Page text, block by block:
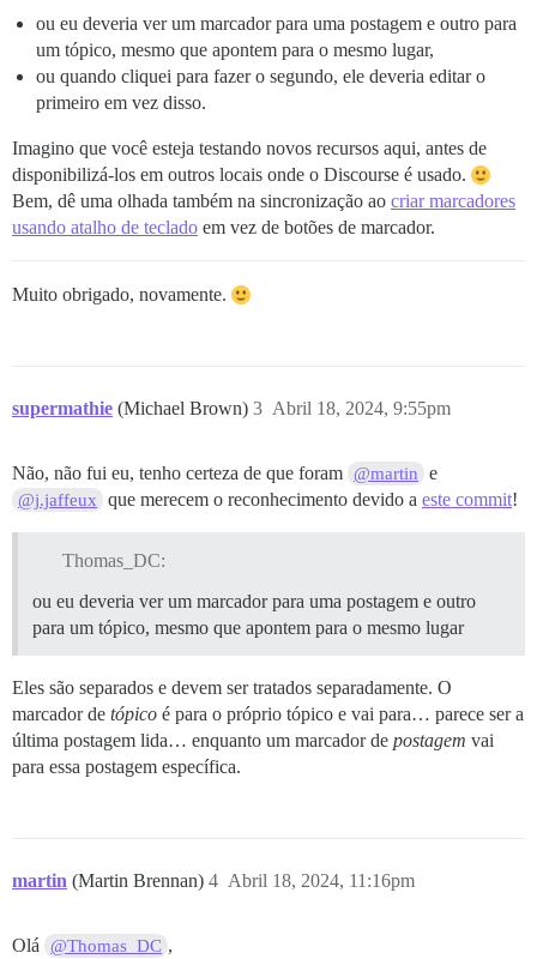
ou eu deveria ver um marcador para uma postagem e outro para
um tópico, mesmo que apontem para o mesmo lugar,
ou quando cliquei para fazer o segundo, ele deveria editar o
primeiro em vez disso.
Imagino que você esteja testando novos recursos aqui, antes de
disponibilizá-los em outros locais onde o Discourse é usado.
Bem, dê uma olhada também na sincronização ao criar marcadores
usando atalho de teclado em vez de botões de marcador.
Muito obrigado, novamente.
supermathie (Michael Brown) Abril 18, 2024, 9:55pm
3
Não, não fui eu, tenho certeza de que foram @martin e
@j.jaffeux que merecem o reconhecimento devido aeste commit!
Thomas_DC:
ou eu deveria ver um marcador para uma postagem e outro
para um tópico, mesmo que apontem para o mesmo lugar
Eles são separados e devem ser tratados separadamente. O
marcador de tópico é para o próprio tópico e vai para… parece ser a
última postagem lida… enquanto um marcador de postagem vai
para essa postagem específica.
martin (Martin Brennan) Abril 18, 2024, 11:16pm
4
Olá @Thomas_DC ,